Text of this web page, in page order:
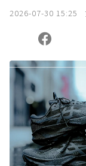
您當前剩
2026-07-30 15:25